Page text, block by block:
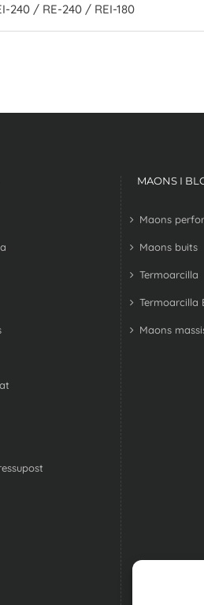
240 / RE-240 / REI-180
MAONS I
Maons
Maons buits
Termoarcilla
Termoarcilla
Maons